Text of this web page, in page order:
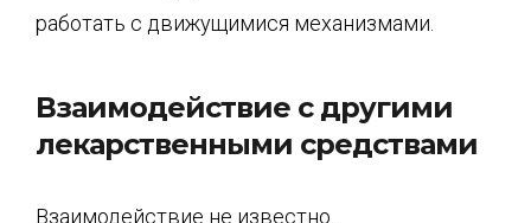
работать с движущимися механизмами.
Взаимодействие с другими
лекарственными средствами
Взаимодействие не известно.